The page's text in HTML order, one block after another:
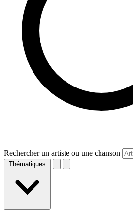
Rechercher un artiste ou une chanson
Thématiques